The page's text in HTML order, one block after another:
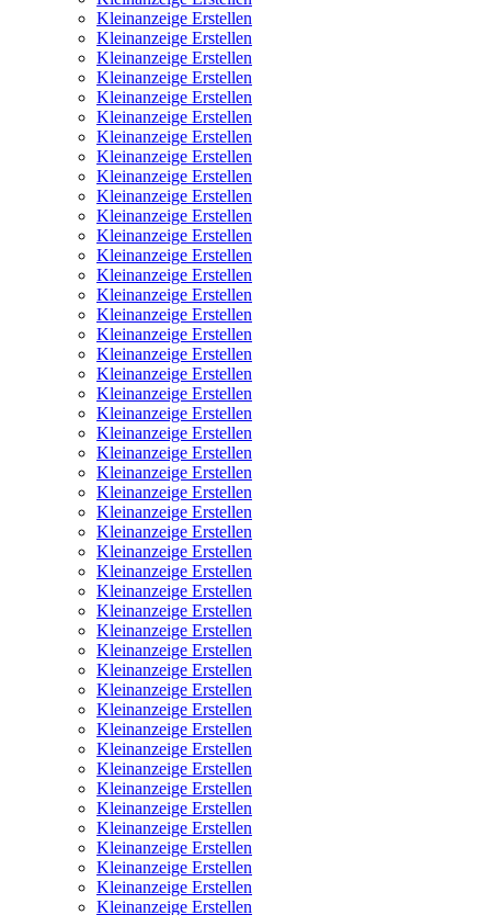
Kleinanzeige Erstellen
Kleinanzeige Erstellen
Kleinanzeige Erstellen
Kleinanzeige Erstellen
Kleinanzeige Erstellen
Kleinanzeige Erstellen
Kleinanzeige Erstellen
Kleinanzeige Erstellen
Kleinanzeige Erstellen
Kleinanzeige Erstellen
Kleinanzeige Erstellen
Kleinanzeige Erstellen
Kleinanzeige Erstellen
Kleinanzeige Erstellen
Kleinanzeige Erstellen
Kleinanzeige Erstellen
Kleinanzeige Erstellen
Kleinanzeige Erstellen
Kleinanzeige Erstellen
Kleinanzeige Erstellen
Kleinanzeige Erstellen
Kleinanzeige Erstellen
Kleinanzeige Erstellen
Kleinanzeige Erstellen
Kleinanzeige Erstellen
Kleinanzeige Erstellen
Kleinanzeige Erstellen
Kleinanzeige Erstellen
Kleinanzeige Erstellen
Kleinanzeige Erstellen
Kleinanzeige Erstellen
Kleinanzeige Erstellen
Kleinanzeige Erstellen
Kleinanzeige Erstellen
Kleinanzeige Erstellen
Kleinanzeige Erstellen
Kleinanzeige Erstellen
Kleinanzeige Erstellen
Kleinanzeige Erstellen
Kleinanzeige Erstellen
Kleinanzeige Erstellen
Kleinanzeige Erstellen
Kleinanzeige Erstellen
Kleinanzeige Erstellen
Kleinanzeige Erstellen
Kleinanzeige Erstellen